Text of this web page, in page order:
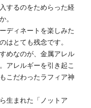
するのをためらった経
。
ディネートを楽しみた
はとても残念です。
めなのが、金属アレル
アレルギーを引き起こ
こだわったラフィア神
生まれた「ノットア